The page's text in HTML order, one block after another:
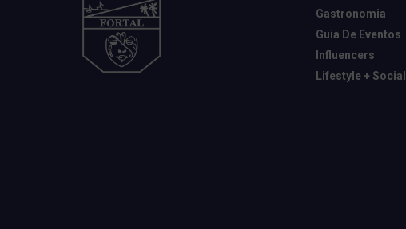
Gastronomia
Guia De Eventos
Influencers
Lifestyle + Social